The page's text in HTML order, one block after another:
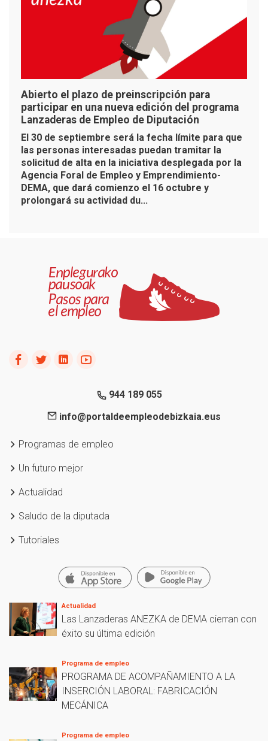
Abierto el plazo de preinscripción para
participar en una nueva edición del programa
Lanzaderas de Empleo de Diputación
El 30 de septiembre será la fecha límite para que
las personas interesadas puedan tramitar la
solicitud de alta en la iniciativa desplegada por la
Agencia Foral de Empleo y Emprendimiento-
DEMA, que dará comienzo el 16 octubre y
prolongará su actividad du...
944 189 055
info@portaldeempleodebizkaia.eus
Programas de empleo
Un futuro mejor
Actualidad
Saludo de la diputada
Tutoriales
Actualidad
Las Lanzaderas ANEZKA de DEMA cierran con
éxito su última edición
Programa de empleo
PROGRAMA DE ACOMPAÑAMIENTO A LA
INSERCIÓN LABORAL: FABRICACIÓN
MECÁNICA
Programa de empleo